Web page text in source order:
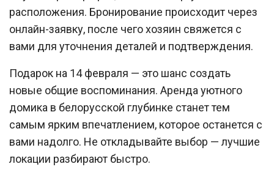
расположения. Бронирование происходит через
онлайн-заявку, после чего хозяин свяжется с
вами для уточнения деталей и подтверждения.
Подарок на 14 февраля — это шанс создать
новые общие воспоминания. Аренда уютного
домика в белорусской глубинке станет тем
самым ярким впечатлением, которое останется с
вами надолго. Не откладывайте выбор — лучшие
локации разбирают быстро.